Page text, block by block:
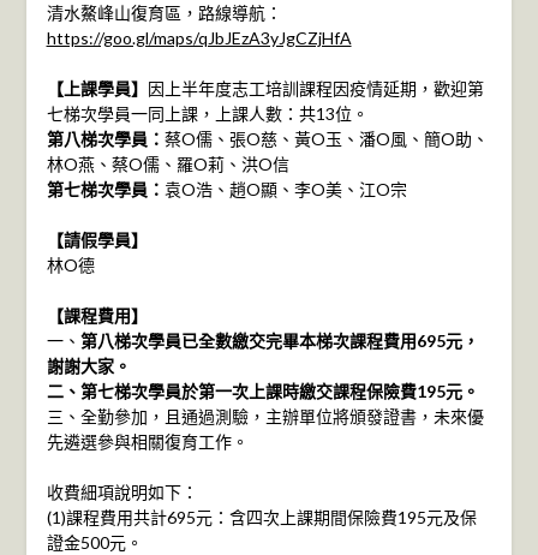
清水鰲峰山復育區，路線導航：
https://goo.gl/maps/qJbJEzA3yJgCZjHfA
【上課學員】
因上半年度志工培訓課程因疫情延期，歡迎第
七梯次學員一同上課，上課人數：共13位。
第八梯次學員： 蔡O儒、張O慈、黃O玉、潘O風、簡O助、
林O燕、蔡O儒、羅O莉、洪O信
第七梯次學員： 袁O浩、趙O顯、李O美、江O宗
【請假學員】
林O德
【課程費用】
一、 第八梯次學員已全數繳交完畢本梯次課程費用695元，
謝謝大家。
二、第七梯次學員於第一次上課時繳交課程保險費195元。
三、全勤參加，且通過測驗，主辦單位將頒發證書，未來優
先遴選參與相關復育工作。
收費細項說明如下：
(1)課程費用共計695元：含四次上課期間保險費195元及保
證金500元。